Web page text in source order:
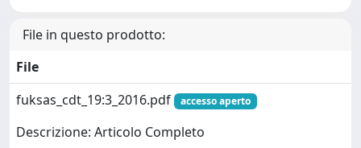
File in questo prodotto:
File
fuksas_cdt_19:3_2016.pdf
accesso aperto
Descrizione: Articolo Completo